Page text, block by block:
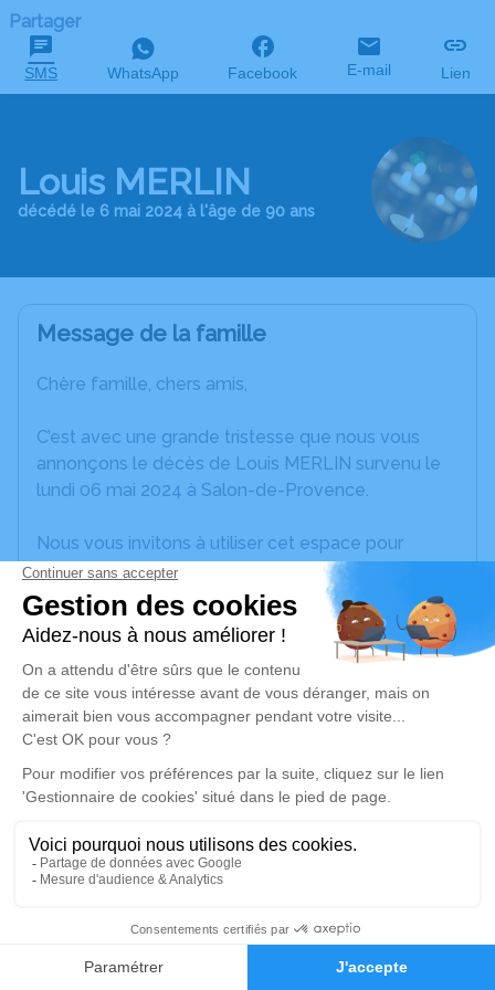
Faire-part Hommages
Partager
SMS WhatsApp Facebook E-mail Lien
Louis MERLIN
décédé le 6 mai 2024 à l'âge de 90 ans
Message de la famille
Chère famille, chers amis,
C’est avec une grande tristesse que nous vous
annonçons le décès de Louis MERLIN survenu le
lundi 06 mai 2024 à Salon-de-Provence.
Nous vous invitons à utiliser cet espace pour
laisser vos condoléances, partager des photos
souvenirs, une anecdote ou exprimer vos pensées
à travers des poèmes ou des textes. Cet endroit
est un lieu d'expression dédié à honorer la
mémoire de Louis MERLIN.
Cérémonie religieuse
lundi 13 mai 2024 à 14h30
Église Saint-Léger de Saint-Chamas
8 Rue Emile Fabre
Je rends hommage